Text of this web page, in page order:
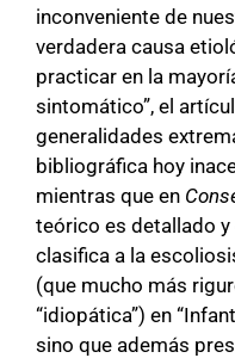
inconveniente de
verdadera causa
practicar en la
sintomático”, el
generalidades
bibliográfica hoy
mientras que en
teórico es detallado
clasifica a la
(que mucho más
“idiopática”) en
sino que además